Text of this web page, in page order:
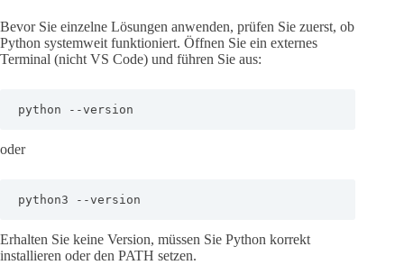
Bevor Sie einzelne Lösungen anwenden, prüfen Sie zuerst, ob
Python systemweit funktioniert. Öffnen Sie ein externes
Terminal (nicht VS Code) und führen Sie aus:
python --version
oder
python3 --version
Erhalten Sie keine Version, müssen Sie Python korrekt
installieren oder den PATH setzen.